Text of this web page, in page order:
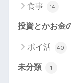
食事 14
投資とかお金
ポイ活 40
未分類 1